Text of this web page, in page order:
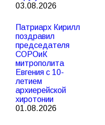
03.08.2026
Патриарх Кирилл
поздравил
председателя
СОРОиК
митрополита
Евгения с 10-
летием
архиерейской
хиротонии
01.08.2026